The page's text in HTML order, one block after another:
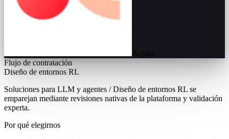
Argilla
Flujo de contratación
Diseño de entornos RL
Soluciones para LLM y agentes / Diseño de entornos RL se
emparejan mediante revisiones nativas de la plataforma y validación
experta.
Por qué elegirnos